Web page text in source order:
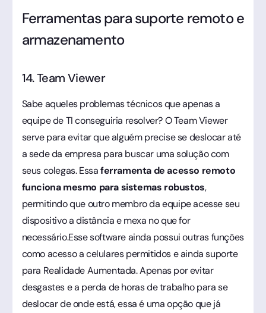
Ferramentas para suporte remoto e
armazenamento
14. Team Viewer
Sabe aqueles problemas técnicos que apenas a
equipe de TI conseguiria resolver? O Team Viewer
serve para evitar que alguém precise se deslocar até
a sede da empresa para buscar uma solução com
seus colegas. Essaferramenta de acesso remoto
funciona mesmo para sistemas robustos,
permitindo que outro membro da equipe acesse seu
dispositivo a distância e mexa no que for
necessário.Esse software ainda possui outras funções
como acesso a celulares permitidos e ainda suporte
para Realidade Aumentada. Apenas por evitar
desgastes e a perda de horas de trabalho para se
deslocar de onde está, essa é uma opção que já